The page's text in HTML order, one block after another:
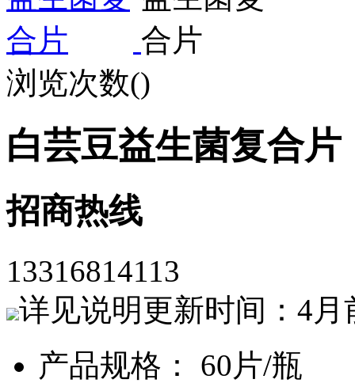
浏览次数()
白芸豆益生菌复合片
招商热线
13316814113
详见说明更新时间：4月
产品规格： 60片/瓶